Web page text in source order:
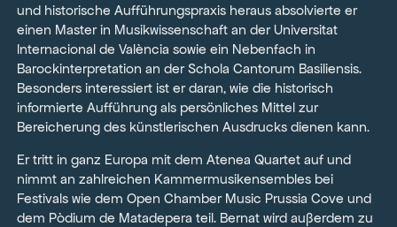
und historische Aufführungspraxis heraus absolvierte er
einen Master in Musikwissenschaft an der Universitat
Internacional de València sowie ein Nebenfach in
Barockinterpretation an der Schola Cantorum Basiliensis.
Besonders interessiert ist er daran, wie die historisch
informierte Aufführung als persönliches Mittel zur
Bereicherung des künstlerischen Ausdrucks dienen kann.
Er tritt in ganz Europa mit dem Atenea Quartet auf und
nimmt an zahlreichen Kammermusikensembles bei
Festivals wie dem Open Chamber Music Prussia Cove und
dem Pòdium de Matadepera teil. Bernat wird außerdem zu